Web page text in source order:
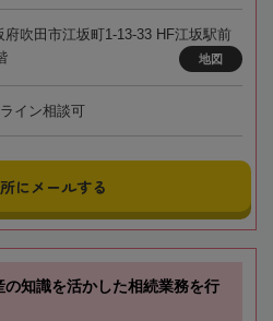
府吹田市江坂町1-13-33 HF江坂駅前
地図
イン相談可
にメールする
の知識を活かした相続業務を行